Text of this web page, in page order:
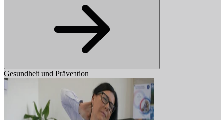
Gesundheit und Prävention